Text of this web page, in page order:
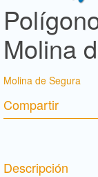
Molina
Molina de Segura
Compartir
Descripción